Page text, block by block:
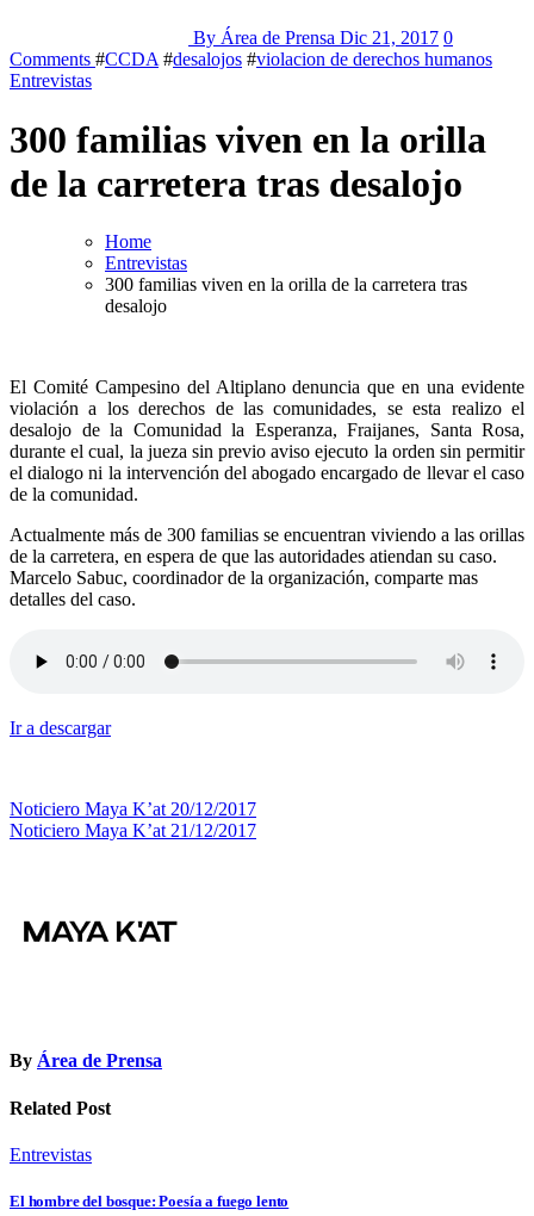
By Área de Prensa Dic 21, 2017 0
Comments #CCDA #desalojos #violacion de derechos humanos
Entrevistas
300 familias viven en la orilla
de la carretera tras desalojo
Home
Entrevistas
300 familias viven en la orilla de la carretera tras
desalojo
El Comité Campesino del Altiplano denuncia que en una evidente
violación a los derechos de las comunidades, se esta realizo el
desalojo de la Comunidad la Esperanza, Fraijanes, Santa Rosa,
durante el cual, la jueza sin previo aviso ejecuto la orden sin permitir
el dialogo ni la intervención del abogado encargado de llevar el caso
de la comunidad.
Actualmente más de 300 familias se encuentran viviendo a las orillas
de la carretera, en espera de que las autoridades atiendan su caso.
Marcelo Sabuc, coordinador de la organización, comparte mas
detalles del caso.
Ir a descargar
Navegación
de
Noticiero Maya K’at 20/12/2017
Noticiero Maya K’at 21/12/2017
By Área de Prensa
Related Post
Entrevistas
El hombre del bosque: Poesía a fuego lento